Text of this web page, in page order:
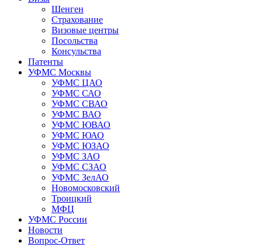
Шенген
Страхование
Визовые центры
Посольства
Консульства
Патенты
УФМС Москвы
УФМС ЦАО
УФМС САО
УФМС СВАО
УФМС ВАО
УФМС ЮВАО
УФМС ЮАО
УФМС ЮЗАО
УФМС ЗАО
УФМС СЗАО
УФМС ЗелАО
Новомосковский
Троицкий
МФЦ
УФМС России
Новости
Вопрос-Ответ